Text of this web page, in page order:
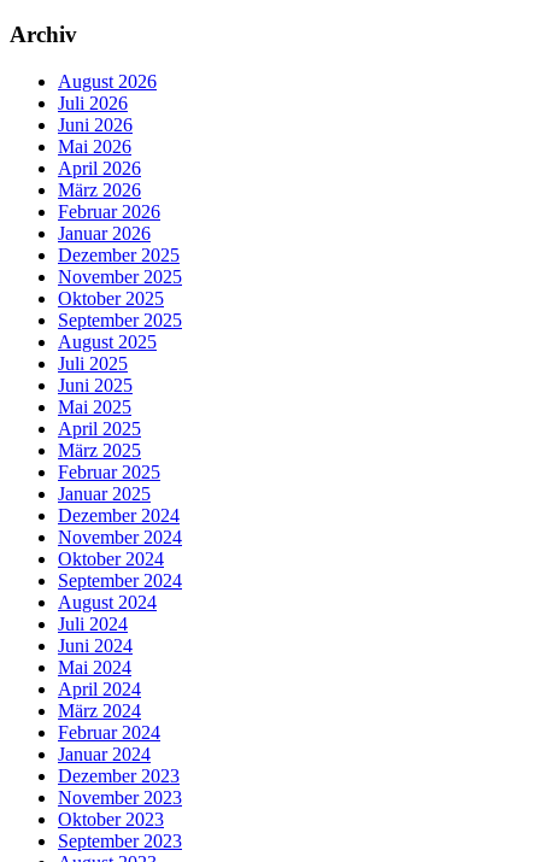
Archiv
August 2026
Juli 2026
Juni 2026
Mai 2026
April 2026
März 2026
Februar 2026
Januar 2026
Dezember 2025
November 2025
Oktober 2025
September 2025
August 2025
Juli 2025
Juni 2025
Mai 2025
April 2025
März 2025
Februar 2025
Januar 2025
Dezember 2024
November 2024
Oktober 2024
September 2024
August 2024
Juli 2024
Juni 2024
Mai 2024
April 2024
März 2024
Februar 2024
Januar 2024
Dezember 2023
November 2023
Oktober 2023
September 2023